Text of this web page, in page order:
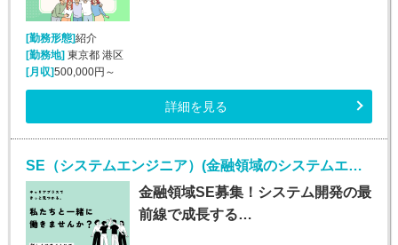
[勤務形態]紹介
[勤務地] 東京都 港区
[月収]500,000円～
詳細を見る
SE（システムエンジニア）(金融領域のシステムエンジニア/正社員)
金融領域SE募集！システム開発の最
前線で成長する…